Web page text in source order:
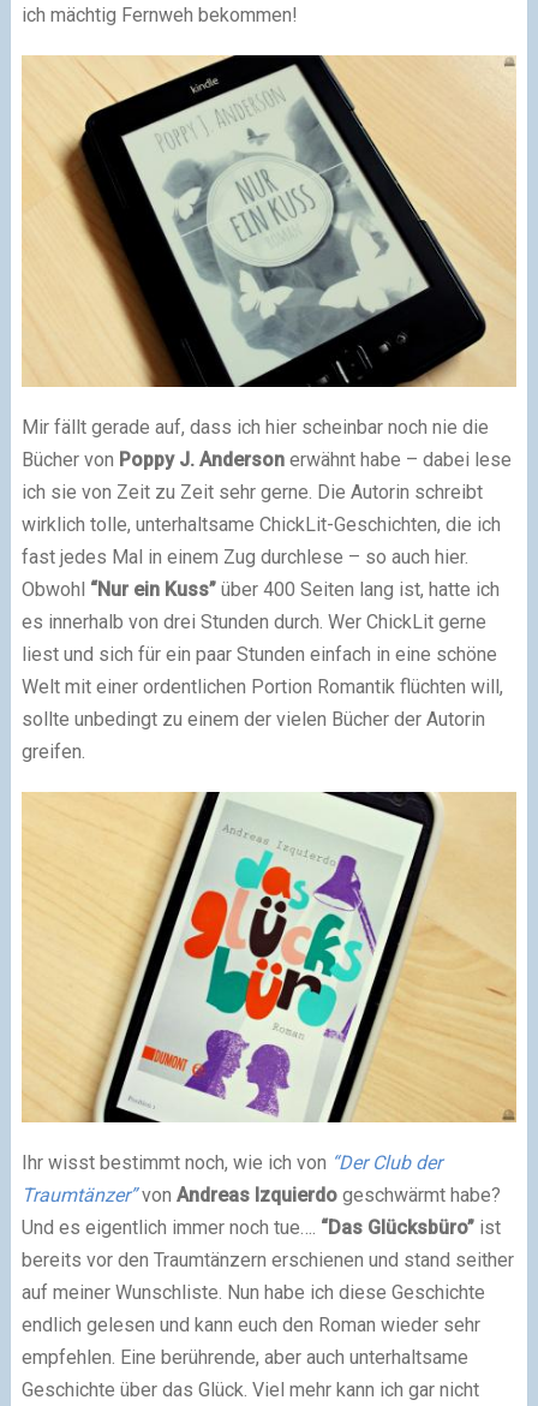
ich mächtig Fernweh bekommen!
Mir fällt gerade auf, dass ich hier scheinbar noch nie die
Bücher von Poppy J. Andersonerwähnt habe – dabei lese
ich sie von Zeit zu Zeit sehr gerne. Die Autorin schreibt
wirklich tolle, unterhaltsame ChickLit-Geschichten, die ich
fast jedes Mal in einem Zug durchlese – so auch hier.
Obwohl “Nur ein Kuss”über 400 Seiten lang ist, hatte ich
es innerhalb von drei Stunden durch. Wer ChickLit gerne
liest und sich für ein paar Stunden einfach in eine schöne
Welt mit einer ordentlichen Portion Romantik flüchten will,
sollte unbedingt zu einem der vielen Bücher der Autorin
greifen.
Ihr wisst bestimmt noch, wie ich von “Der Club der
Traumtänzer”von Andreas Izquierdogeschwärmt habe?
Und es eigentlich immer noch tue…. “Das Glücksbüro”ist
bereits vor den Traumtänzern erschienen und stand seither
auf meiner Wunschliste. Nun habe ich diese Geschichte
endlich gelesen und kann euch den Roman wieder sehr
empfehlen. Eine berührende, aber auch unterhaltsame
Geschichte über das Glück. Viel mehr kann ich gar nicht